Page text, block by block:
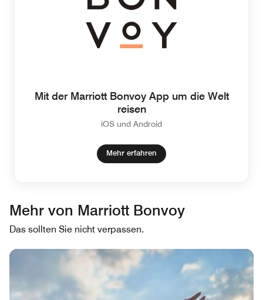
Mit der Marriott Bonvoy App um die Welt
reisen
iOS und Android
Mehr erfahren
Mehr von Marriott Bonvoy
Das sollten Sie nicht verpassen.